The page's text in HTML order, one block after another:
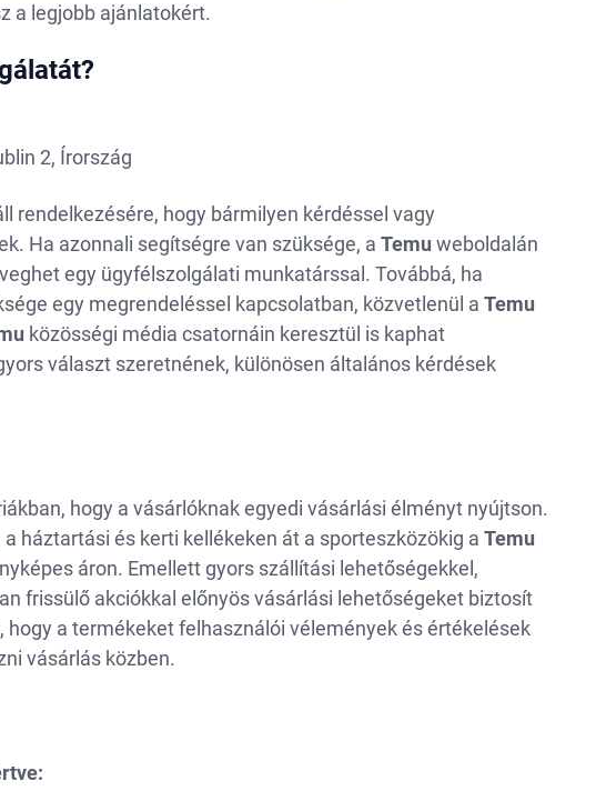
a legjobb ajánlatokért.
2, Írország
rendelkezésére, hogy bármilyen kérdéssel vagy
Ha azonnali segítségre van szüksége, a Temu weboldalán
egy ügyfélszolgálati munkatárssal. Továbbá, ha
egy megrendeléssel kapcsolatban, közvetlenül a Temu
közösségi média csatornáin keresztül is kaphat
választ szeretnének, különösen általános kérdések
hogy a vásárlóknak egyedi vásárlási élményt nyújtson.
háztartási és kerti kellékeken át a sporteszközökig a Temu
áron. Emellett gyors szállítási lehetőségekkel,
frissülő akciókkal előnyös vásárlási lehetőségeket biztosít
hogy a termékeket felhasználói vélemények és értékelések
vásárlás közben.